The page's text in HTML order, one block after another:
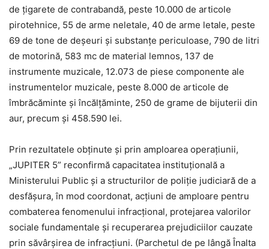
de țigarete de contrabandă, peste 10.000 de articole
pirotehnice, 55 de arme neletale, 40 de arme letale, peste
69 de tone de deșeuri și substanțe periculoase, 790 de litri
de motorină, 583 mc de material lemnos, 137 de
instrumente muzicale, 12.073 de piese componente ale
instrumentelor muzicale, peste 8.000 de articole de
îmbrăcăminte și încălțăminte, 250 de grame de bijuterii din
aur, precum și 458.590 lei.
Prin rezultatele obținute și prin amploarea operațiunii,
„JUPITER 5” reconfirmă capacitatea instituțională a
Ministerului Public și a structurilor de poliție judiciară de a
desfășura, în mod coordonat, acțiuni de amploare pentru
combaterea fenomenului infracțional, protejarea valorilor
sociale fundamentale și recuperarea prejudiciilor cauzate
prin săvârșirea de infracțiuni. (Parchetul de pe lângă Înalta